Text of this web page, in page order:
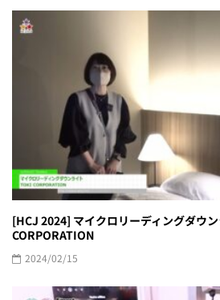
[HCJ 2024] マイクロリーディングダウ
CORPORATION
2024/02/15